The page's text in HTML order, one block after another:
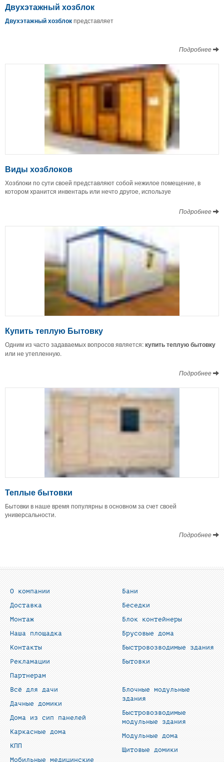
Двухэтажный хозблок
Двухэтажный хозблокпредставляет
Подробнее
Виды хозблоков
Хозблоки по сути своей представляют собой нежилое помещение, в
котором хранится инвентарь или нечто другое, используе
Подробнее
Купить теплую Бытовку
Одним из часто задаваемых вопросов является:купить теплую бытовку
или не утепленную.
Подробнее
Теплые бытовки
Бытовки в наше время популярны в основном за счет своей
универсальности.
Подробнее
О компании
Доставка
Монтаж
Наша площадка
Контакты
Рекламации
Партнерам
Бани
Беседки
Блок контейнеры
Брусовые дома
Быстровозводимые здания
Бытовки
Всё для дачи
Дачные домики
Дома из сип панелей
Каркасные дома
КПП
Мобильные медицинские
Блочные модульные
здания
Быстровозводимые
модульные здания
Модульные дома
Щитовые домики